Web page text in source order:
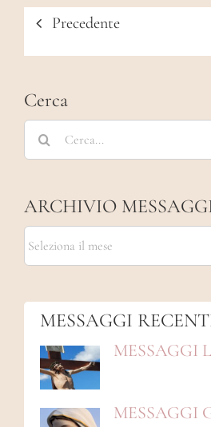
Precedente
Cerca
Cerca
per:
ARCHIVIO
ARCHIVIO
MESSAGGI
MESSAGGI
MESSAGGI
MESSAGGI